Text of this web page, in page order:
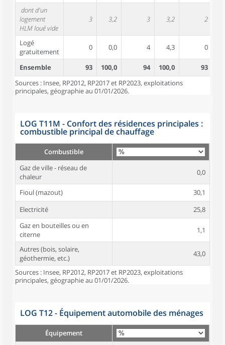
dont d'un
logement
HLM loué vide
3 3,2 3 3,2 2
Logé
gratuitement
0 0,0 4 4,3 0
Ensemble 93 100,0 94 100,0 93
Sources : Insee, RP2012, RP2017 et RP2023, exploitations
principales, géographie au 01/01/2026.
LOG T11M - Confort des résidences principales :
combustible principal de chauffage
Combustible
Gaz de ville - réseau de
chaleur
0,0
Fioul (mazout)
30,1
Electricité
25,8
Gaz en bouteilles ou en
citerne
1,1
Autres (bois, solaire,
géothermie, etc.)
43,0
Sources : Insee, RP2012, RP2017 et RP2023, exploitations
principales, géographie au 01/01/2026.
LOG T12 - Équipement automobile des ménages
Équipement